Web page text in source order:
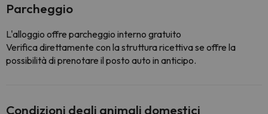
Parcheggio
L'alloggio offre parcheggio interno gratuito
Verifica direttamente con la struttura ricettiva se offre la
possibilità di prenotare il posto auto in anticipo.
Condizioni degli animali domestici